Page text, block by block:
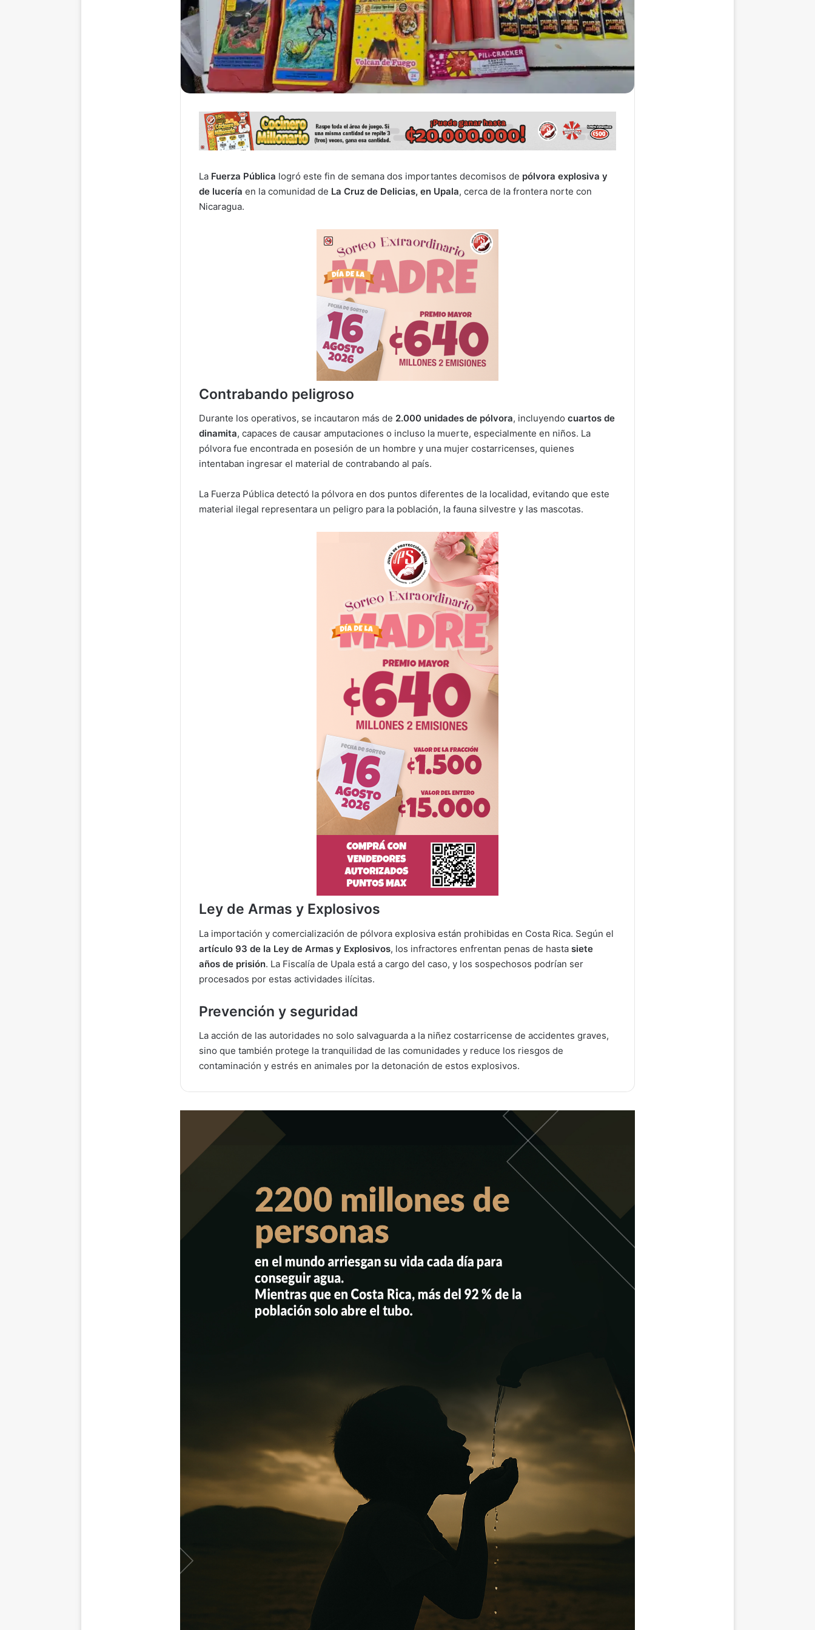
La Fuerza Pública logró este fin de semana dos importantes decomisos de pólvora explosiva y
de lucería en la comunidad de La Cruz de Delicias, en Upala, cerca de la frontera norte con
Nicaragua.
Contrabando peligroso
Durante los operativos, se incautaron más de 2.000 unidades de pólvora, incluyendo cuartos de
dinamita, capaces de causar amputaciones o incluso la muerte, especialmente en niños. La
pólvora fue encontrada en posesión de un hombre y una mujer costarricenses, quienes
intentaban ingresar el material de contrabando al país.
La Fuerza Pública detectó la pólvora en dos puntos diferentes de la localidad, evitando que este
material ilegal representara un peligro para la población, la fauna silvestre y las mascotas.
Ley de Armas y Explosivos
La importación y comercialización de pólvora explosiva están prohibidas en Costa Rica. Según el
artículo 93 de la Ley de Armas y Explosivos, los infractores enfrentan penas de hasta siete
años de prisión. La Fiscalía de Upala está a cargo del caso, y los sospechosos podrían ser
procesados por estas actividades ilícitas.
Prevención y seguridad
La acción de las autoridades no solo salvaguarda a la niñez costarricense de accidentes graves,
sino que también protege la tranquilidad de las comunidades y reduce los riesgos de
contaminación y estrés en animales por la detonación de estos explosivos.